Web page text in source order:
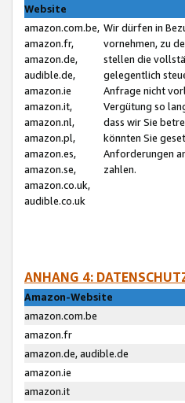
Website
amazon.com.be,
amazon.fr,
amazon.de,
audible.de,
amazon.ie
amazon.it,
amazon.nl,
amazon.pl,
amazon.es,
amazon.se,
amazon.co.uk,
audible.co.uk
Wir dürfen in
vornehmen, zu
stellen die
gelegentlich
Anfrage nicht
Vergütung so
dass wir Sie
könnten Sie
Anforderungen
zahlen.
ANHANG 4:
Amazon-Website
amazon.com.be
amazon.fr
amazon.de, audible.de
amazon.ie
amazon.it